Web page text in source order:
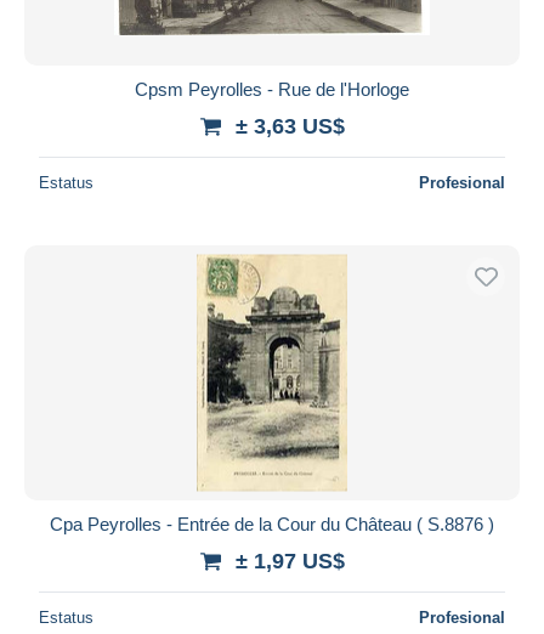
Cpsm Peyrolles - Rue de l'Horloge
± 3,63 US$
Estatus Profesional
Cpa Peyrolles - Entrée de la Cour du Château ( S.8876 )
± 1,97 US$
Estatus Profesional